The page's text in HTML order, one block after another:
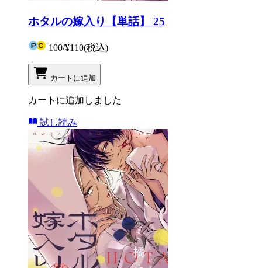
ホタルの嫁入り【単話】 25
100/¥110(税込)
カートに追加
カートに追加しました
試し読み